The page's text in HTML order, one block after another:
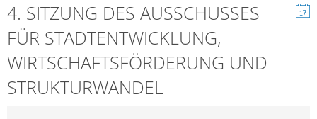
4. SITZUNG DES AUSSCHUSSES
FÜR STADTENTWICKLUNG,
WIRTSCHAFTSFÖRDERUNG UND
STRUKTURWANDEL